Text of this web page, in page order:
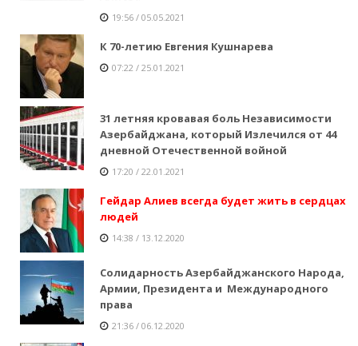
19:56 / 05.05.2021
К 70-летию Евгения Кушнарева
07:22 / 25.01.2021
31 летняя кровавая боль Независимости
Азербайджана, который Излечился от 44
дневной Отечественной войной
17:20 / 22.01.2021
Гейдар Алиев всегда будет жить в сердцах
людей
14:38 / 13.12.2020
Солидарность Азербайджанского Народа,
Армии, Президента и Международного
права
21:36 / 06.12.2020